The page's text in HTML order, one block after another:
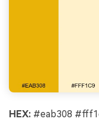
HEX: #eab308